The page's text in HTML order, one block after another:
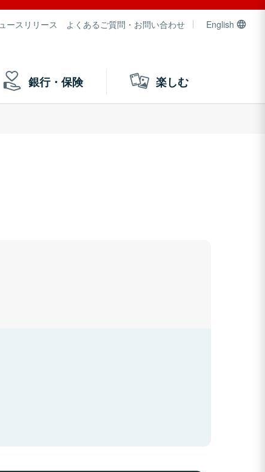
ースリリース よくあるご質問・お問い合わせ English
銀行・保険 楽しむ